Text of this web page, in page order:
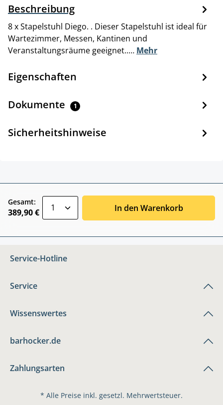
Beschreibung
8 x Stapelstuhl Diego. . Dieser Stapelstuhl ist ideal für
Wartezimmer, Messen, Kantinen und
Veranstaltungsräume geeignet..… Mehr
Eigenschaften
Dokumente 1
Sicherheitshinweise
Gesamt:
389,90 € In den Warenkorb
Service-Hotline
Service
Wissenswertes
barhocker.de
Zahlungsarten
* Alle Preise inkl. gesetzl. Mehrwertsteuer.